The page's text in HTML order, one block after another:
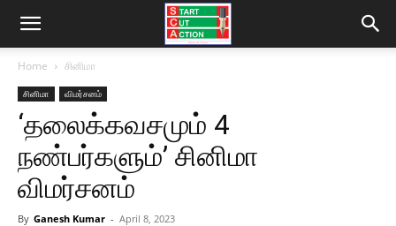
Home சினிமா
சினிமா விமர்சனம்
‘தலைக்கவசமும் 4
நண்பர்களும்’ சினிமா
விமர்சனம்
By Ganesh Kumar - April 8, 2023